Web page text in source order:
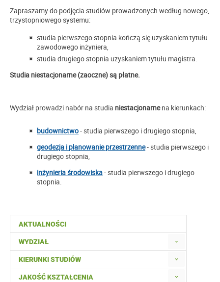
AKTUALNOŚCI
WYDZIAŁ
KIERUNKI STUDIÓW
JAKOŚĆ KSZTAŁCENIA
Zapraszamy do podjęcia studiów prowadzonych według nowego,
trzystopniowego systemu:
studia pierwszego stopnia kończą się uzyskaniem tytułu
zawodowego inżyniera,
studia drugiego stopnia uzyskaniem tytułu magistra.
Studia niestacjonarne (zaoczne) są płatne.
Wydział prowadzi nabór na studia niestacjonarnena kierunkach:
budownictwo- studia pierwszego i drugiego stopnia,
geodezja i planowanie przestrzenne- studia pierwszego i
drugiego stopnia,
inżynieria środowiska- studia pierwszego i drugiego
stopnia.